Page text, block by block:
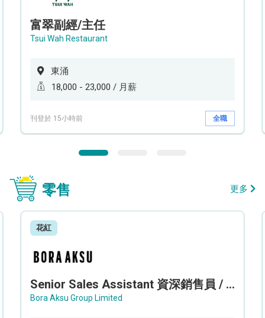
富翠副經/主任
Tsui Wah Restaurant
東涌
18,000 - 23,000 / 月薪
刊登於 15小時前 全職
零售 更多
花紅
Senior Sales Assistant 資深銷售員 / Sales Assistant 銷售員
Bora Aksu Group Limited